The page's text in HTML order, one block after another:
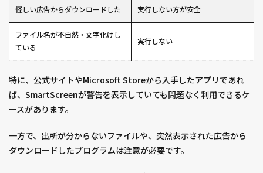
怪しい広告からダウンロードした 実行しない方が安全
ファイル名が不自然・文字化けし
ている
実行しない
特に、公式サイトやMicrosoft Storeから入手したアプリであれ
ば、SmartScreenが警告を表示していても問題なく利用できるケ
ースがあります。
一方で、出所が分からないファイルや、突然表示された広告から
ダウンロードしたプログラムは注意が必要です。